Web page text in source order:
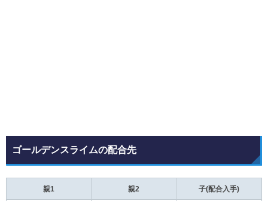
ゴールデンスライムの配合先
親1 親2 子(配合入手)